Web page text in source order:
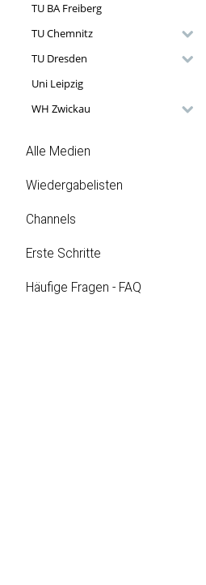
TU BA Freiberg
TU Chemnitz
TU Dresden
Uni Leipzig
WH Zwickau
Alle Medien
Wiedergabelisten
Channels
Erste Schritte
Häufige Fragen - FAQ